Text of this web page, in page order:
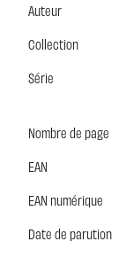
Auteur
Collection
Série
Nombre de page
EAN
EAN numérique
Date de parution